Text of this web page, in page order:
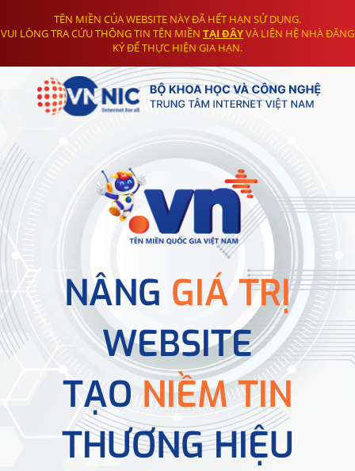
TÊN MIỀN CỦA WEBSITE NÀY ĐÃ HẾT HẠN SỬ DỤNG.
VUI LÒNG TRA CỨU THÔNG TIN TÊN MIỀN TẠI ĐÂYVÀ LIÊN HỆ NHÀ ĐĂNG
KÝ ĐỂ THỰC HIỆN GIA HẠN.
NÂNG GIÁ TRỊ
WEBSITE
TẠONIỀM TIN
THƯƠNG HIỆU